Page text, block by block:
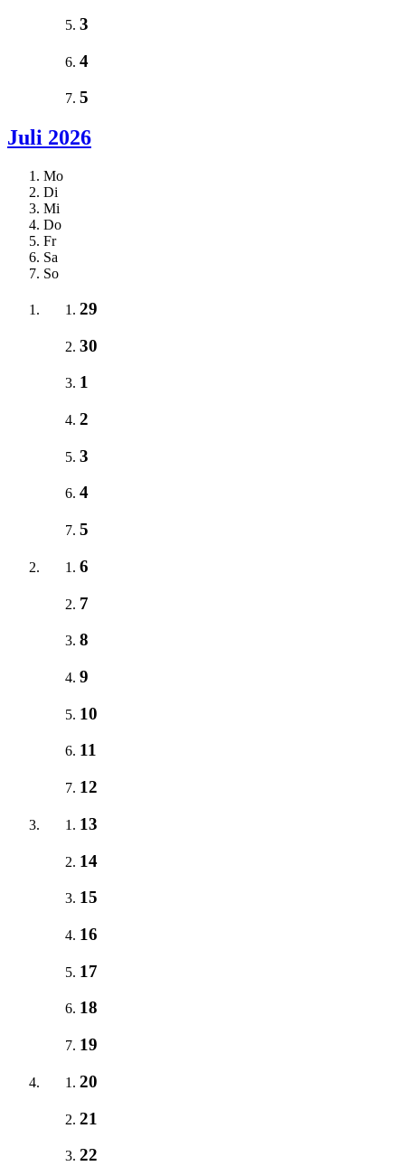
3
4
5
Juli 2026
Mo
Di
Mi
Do
Fr
Sa
So
29
30
1
2
3
4
5
6
7
8
9
10
11
12
13
14
15
16
17
18
19
20
21
22